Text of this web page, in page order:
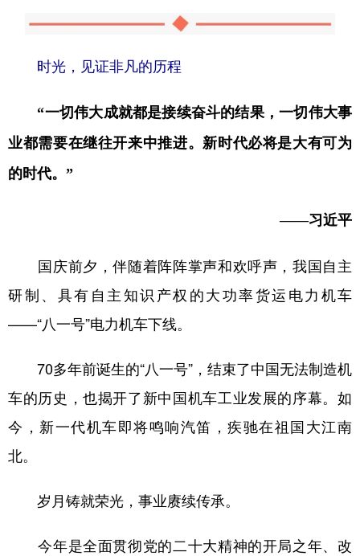
时光，见证非凡的历程
“一切伟大成就都是接续奋斗的结果，一切伟大事
业都需要在继往开来中推进。新时代必将是大有可为
的时代。”
——习近平
国庆前夕，伴随着阵阵掌声和欢呼声，我国自主
研制、具有自主知识产权的大功率货运电力机车
——“八一号”电力机车下线。
70多年前诞生的“八一号”，结束了中国无法制造机
车的历史，也揭开了新中国机车工业发展的序幕。如
今，新一代机车即将鸣响汽笛，疾驰在祖国大江南
北。
岁月铸就荣光，事业赓续传承。
今年是全面贯彻党的二十大精神的开局之年、改